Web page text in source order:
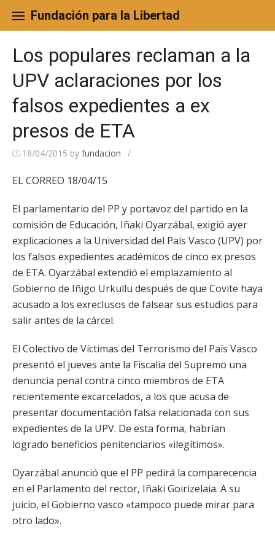
content
Fundación para la Libertad
Los populares reclaman a la
UPV aclaraciones por los
falsos expedientes a ex
presos de ETA
18/04/2015 by fundacion /
EL CORREO 18/04/15
El parlamentario del PP y portavoz del partido en la
comisión de Educación, Iñaki Oyarzábal, exigió ayer
explicaciones a la Universidad del País Vasco (UPV) por
los falsos expedientes académicos de cinco ex presos
de ETA. Oyarzábal extendió el emplazamiento al
Gobierno de Iñigo Urkullu después de que Covite haya
acusado a los exreclusos de falsear sus estudios para
salir antes de la cárcel.
El Colectivo de Víctimas del Terrorismo del País Vasco
presentó el jueves ante la Fiscalía del Supremo una
denuncia penal contra cinco miembros de ETA
recientemente excarcelados, a los que acusa de
presentar documentación falsa relacionada con sus
expedientes de la UPV. De esta forma, habrían
logrado beneficios penitenciarios «ilegítimos».
Oyarzábal anunció que el PP pedirá la comparecencia
en el Parlamento del rector, Iñaki Goirizelaia. A su
juicio, el Gobierno vasco «tampoco puede mirar para
otro lado».